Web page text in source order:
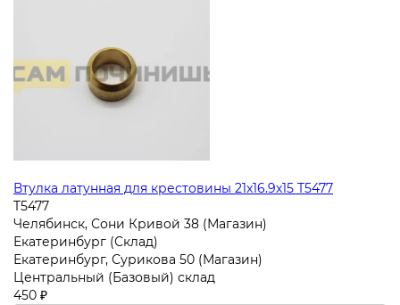
Втулка латунная для крестовины 21x16.9x15 T5477
T5477
Челябинск, Сони Кривой 38 (Магазин)
Екатеринбург (Склад)
Екатеринбург, Сурикова 50 (Магазин)
Центральный (Базовый) склад
450 ₽